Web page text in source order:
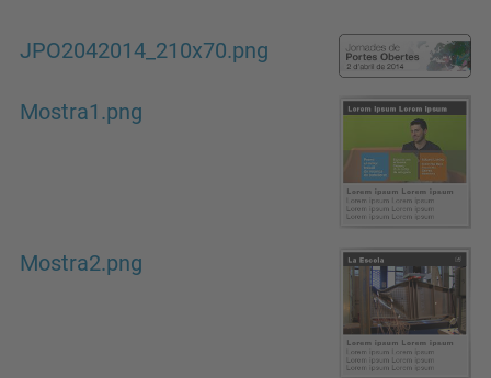
JPO2042014_210x70.png
Mostra1.png
Mostra2.png